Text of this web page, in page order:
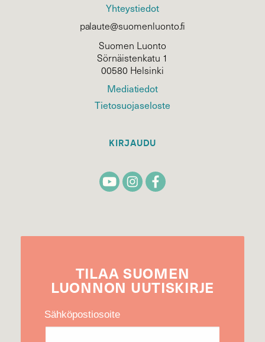
Yhteystiedot
palaute@suomenluonto.fi
Suomen Luonto
Sörnäistenkatu 1
00580 Helsinki
Mediatiedot
Tietosuojaseloste
KIRJAUDU
TILAA SUOMEN
LUONNON UUTIS­KIRJE
Sähköpostiosoite